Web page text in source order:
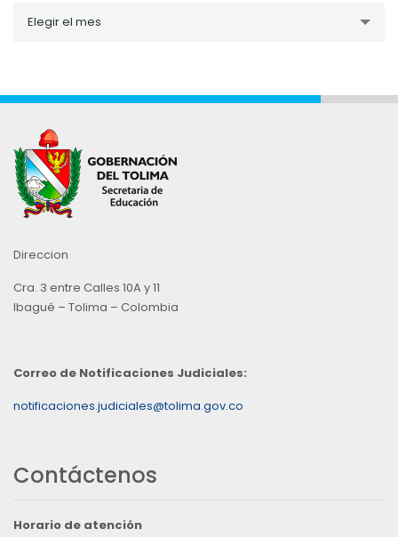
porElegir el mes
Direccion
Cra. 3 entre Calles 10A y 11
Ibagué – Tolima – Colombia
Correo de Notificaciones Judiciales:
notificaciones.judiciales@tolima.gov.co
Contáctenos
Horario de atención